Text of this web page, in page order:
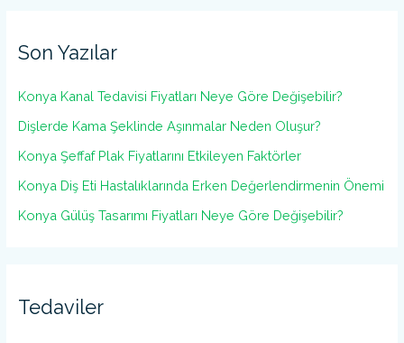
Son Yazılar
Konya Kanal Tedavisi Fiyatları Neye Göre Değişebilir?
Dişlerde Kama Şeklinde Aşınmalar Neden Oluşur?
Konya Şeffaf Plak Fiyatlarını Etkileyen Faktörler
Konya Diş Eti Hastalıklarında Erken Değerlendirmenin Önemi
Konya Gülüş Tasarımı Fiyatları Neye Göre Değişebilir?
Tedaviler